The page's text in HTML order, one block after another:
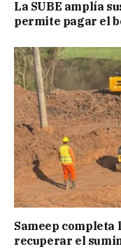
La SUBE amplía
permite pagar el
Sameep completa
recuperar el